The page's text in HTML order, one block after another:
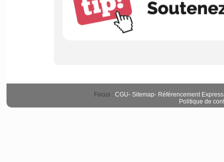
Focus : CGU- Sitemap- Référencement Express
Politique de